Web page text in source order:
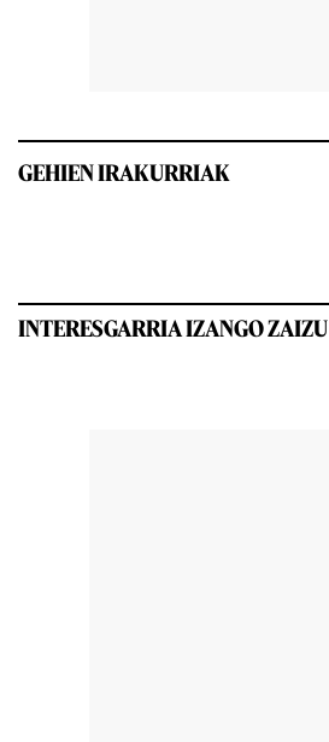
GEHIEN IRAKURRIAK
INTERESGARRIA IZANGO ZAIZU